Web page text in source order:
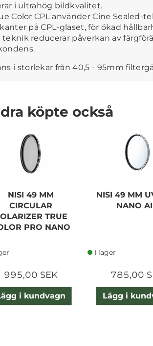
i ultrahög bildkvalitet.
Color CPL använder Cine Sealed-
på CPL-glaset, för ökad
teknik reducerar påverkan av
i storlekar från 40,5 - 95mm
köpte också
NISI 49 MM
CIRCULAR
TRUE
PRO NANO
995,00 SEK
i kundvagn
NISI 49 MM
NANO
I lager
785,00
Lägg i